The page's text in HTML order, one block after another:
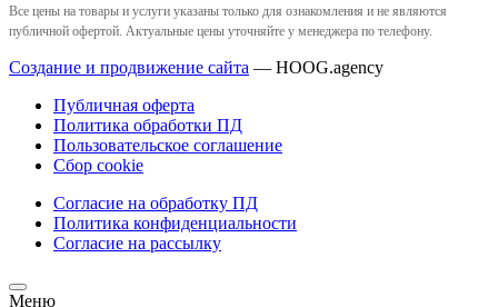
Все цены на товары и услуги указаны только для ознакомления и не являются
публичной офертой. Актуальные цены уточняйте у менеджера по телефону.
Создание и продвижение сайта — HOOG.agency
Публичная оферта
Политика обработки ПД
Пользовательское соглашение
Сбор cookie
Согласие на обработку ПД
Политика конфиденциальности
Согласие на рассылку
Меню